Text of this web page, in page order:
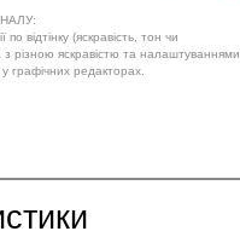
відтінку (яскравість, тон чи
різною яскравістю та налаштуваннями
графічних редакторах.